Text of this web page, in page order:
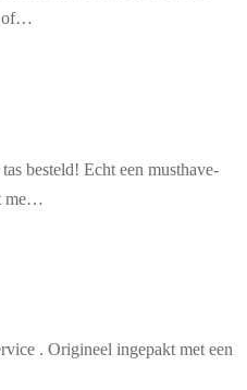
of…
besteld! Echt een musthave-
me…
. Origineel ingepakt met een